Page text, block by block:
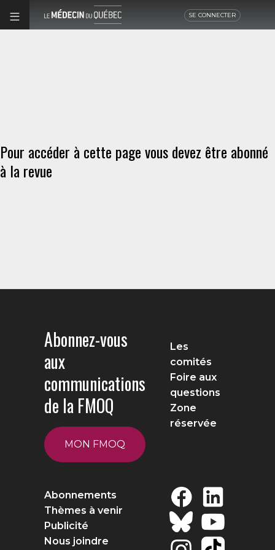
SE CONNECTER
Pour accéder à cette page vous devez être abonné
à la revue
Abonnez-vous
aux
communications
de la FMOQ
MON FMOQ
Les
comités
Foire aux
questions
Zone
réservée
Abonnements
Thèmes à venir
Publicité
Nous joindre